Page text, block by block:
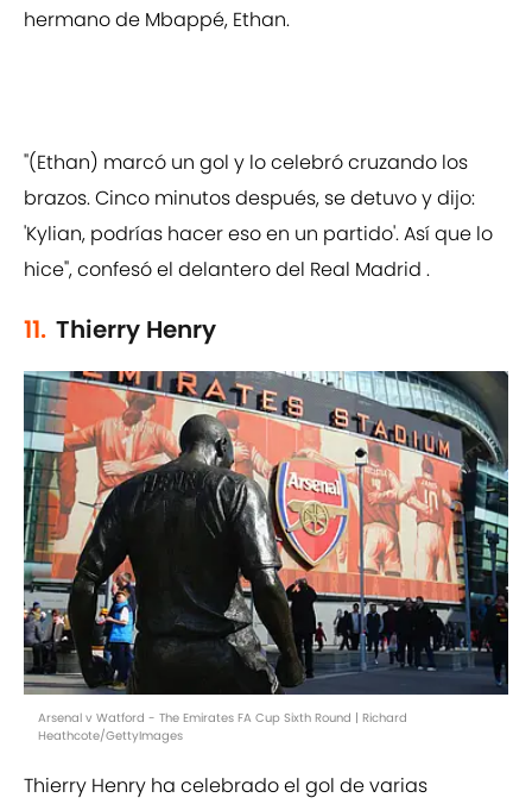
hermano de Mbappé, Ethan.
"(Ethan) marcó un gol y lo celebró cruzando los
brazos. Cinco minutos después, se detuvo y dijo:
'Kylian, podrías hacer eso en un partido'. Así que lo
hice", confesó el delantero del Real Madrid .
11. Thierry Henry
Arsenal v Watford - The Emirates FA Cup Sixth Round | Richard
Heathcote/GettyImages
Thierry Henry ha celebrado el gol de varias